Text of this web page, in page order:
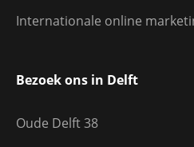
Internationale online
Bezoek ons in Delft
Oude Delft 38